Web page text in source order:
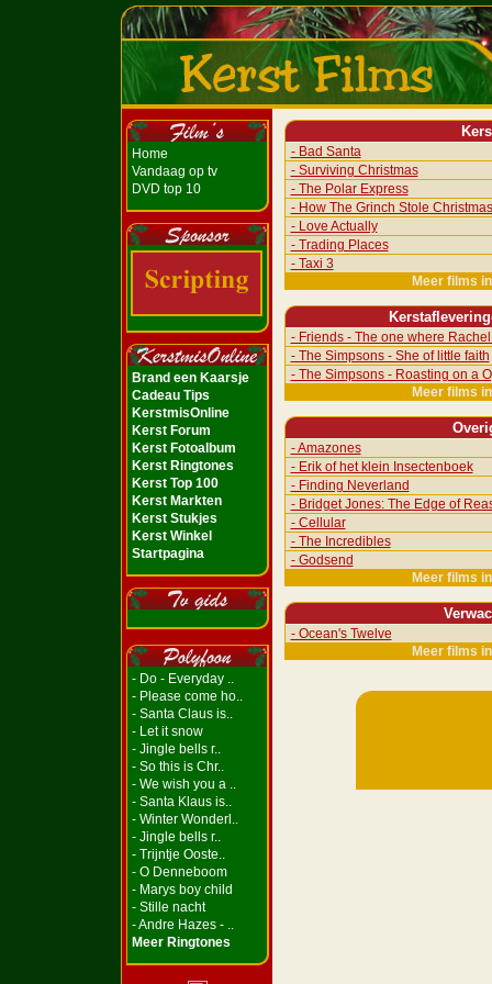
Home
Vandaag op tv
DVD top 10
Brand een Kaarsje
Cadeau Tips
KerstmisOnline
Kerst Forum
Kerst Fotoalbum
Kerst Ringtones
Kerst Top 100
Kerst Markten
Kerst Stukjes
Kerst Winkel
Startpagina
- Do - Everyday ..
- Please come ho..
- Santa Claus is..
- Let it snow
- Jingle bells r..
- So this is Chr..
- We wish you a ..
- Santa Klaus is..
- Winter Wonderl..
- Jingle bells r..
- Trijntje Ooste..
- O Denneboom
- Marys boy child
- Stille nacht
- Andre Hazes - ..
Meer Ringtones
- Bad Santa
- Surviving Christmas
- The Polar Express
- How The Grinch Stole Christmas
- Love Actually
- Trading Places
- Taxi 3
Meer films
- Friends - The one where
- The Simpsons - She of little faith
- The Simpsons - Roasting on a
Meer films
- Amazones
- Erik of het klein Insectenboek
- Finding Neverland
- Bridget Jones: The Edge of
- Cellular
- The Incredibles
- Godsend
Meer films
- Ocean's Twelve
Meer films